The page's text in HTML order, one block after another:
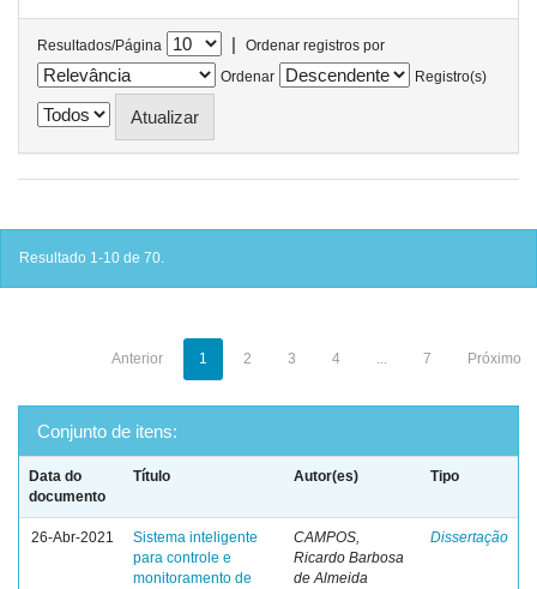
Resultados/Página |
Ordenar registros por
Ordenar
Registro(s)
Resultado 1-10 de 70.
Anterior 1 2 3 4 ... 7 Próximo
Conjunto de itens:
Data do
documento
Título Autor(es) Tipo
26-Abr-2021
Sistema inteligente
para controle e
monitoramento de
CAMPOS,
Ricardo Barbosa
de Almeida
Dissertação